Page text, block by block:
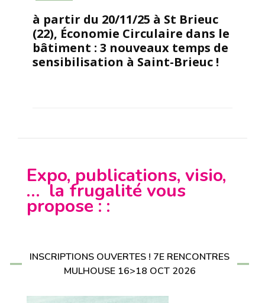
à partir du 20/11/25 à St Brieuc
(22), Économie Circulaire dans le
bâtiment : 3 nouveaux temps de
sensibilisation à Saint-Brieuc !
Expo, publications, visio,
… la frugalité vous
propose : :
INSCRIPTIONS OUVERTES ! 7E RENCONTRES
MULHOUSE 16>18 OCT 2026